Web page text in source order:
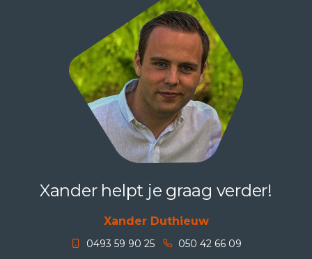
Xander helpt je graag verder!
Xander Duthieuw
0493 59 90 25
050 42 66 09